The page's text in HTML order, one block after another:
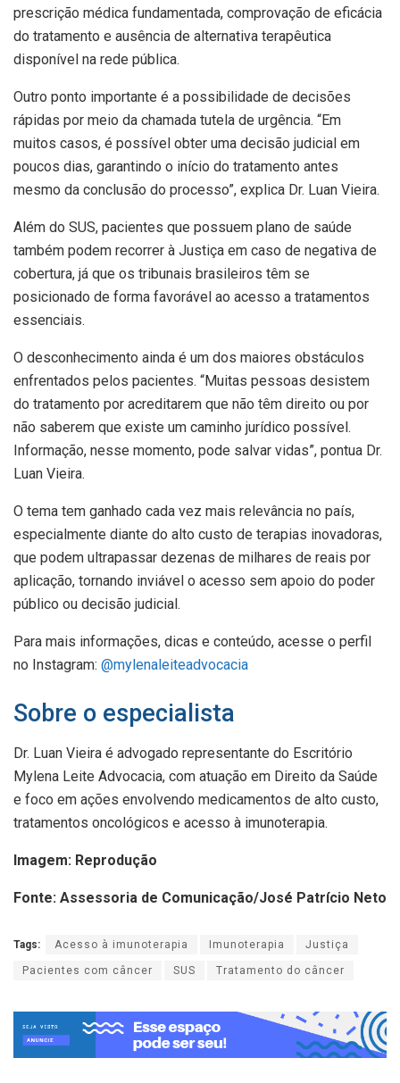
prescrição médica fundamentada, comprovação de eficácia
do tratamento e ausência de alternativa terapêutica
disponível na rede pública.
Outro ponto importante é a possibilidade de decisões
rápidas por meio da chamada tutela de urgência. “Em
muitos casos, é possível obter uma decisão judicial em
poucos dias, garantindo o início do tratamento antes
mesmo da conclusão do processo”, explica Dr. Luan Vieira.
Além do SUS, pacientes que possuem plano de saúde
também podem recorrer à Justiça em caso de negativa de
cobertura, já que os tribunais brasileiros têm se
posicionado de forma favorável ao acesso a tratamentos
essenciais.
O desconhecimento ainda é um dos maiores obstáculos
enfrentados pelos pacientes. “Muitas pessoas desistem
do tratamento por acreditarem que não têm direito ou por
não saberem que existe um caminho jurídico possível.
Informação, nesse momento, pode salvar vidas”, pontua Dr.
Luan Vieira.
O tema tem ganhado cada vez mais relevância no país,
especialmente diante do alto custo de terapias inovadoras,
que podem ultrapassar dezenas de milhares de reais por
aplicação, tornando inviável o acesso sem apoio do poder
público ou decisão judicial.
Para mais informações, dicas e conteúdo, acesse o perfil
no Instagram: @mylenaleiteadvocacia
Sobre o especialista
Dr. Luan Vieira é advogado representante do Escritório
Mylena Leite Advocacia, com atuação em Direito da Saúde
e foco em ações envolvendo medicamentos de alto custo,
tratamentos oncológicos e acesso à imunoterapia.
Imagem: Reprodução
Fonte: Assessoria de Comunicação/José Patrício Neto
Tags: Acesso à imunoterapia Imunoterapia Justiça
Pacientes com câncer SUS Tratamento do câncer